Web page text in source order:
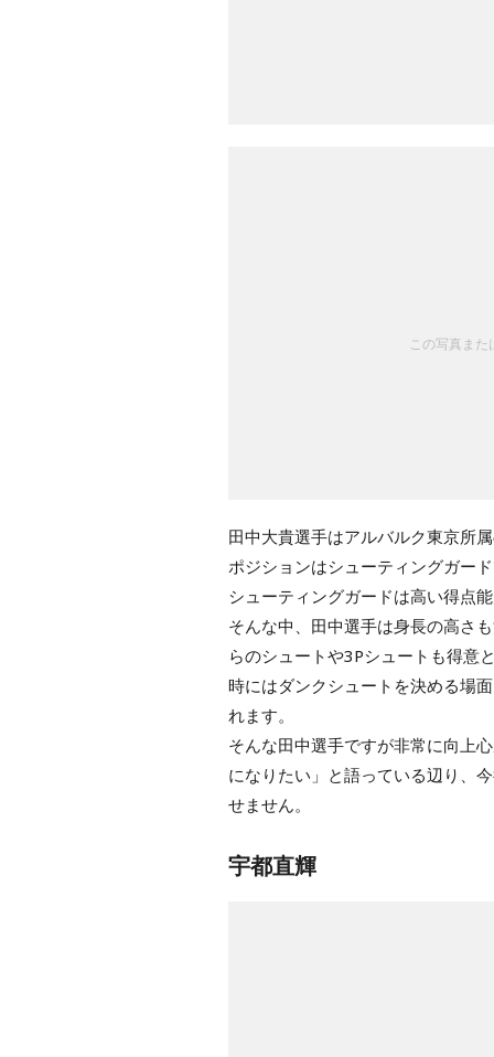
この写真ま
田中大貴選手はアルバルク東京所
ポジションはシューティングガー
シューティングガードは高い得点
そんな中、田中選手は身長の高さ
らのシュートや3Pシュートも得意
時にはダンクシュートを決める場
れます。
そんな田中選手ですが非常に向上
になりたい」と語っている辺り、
せません。
宇都直輝